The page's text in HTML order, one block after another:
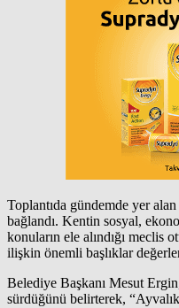
Toplantıda gündemde yer
bağlandı. Kentin sosyal,
konuların ele alındığı meclis
ilişkin önemli başlıklar
Belediye Başkanı Mesut
sürdüğünü belirterek,